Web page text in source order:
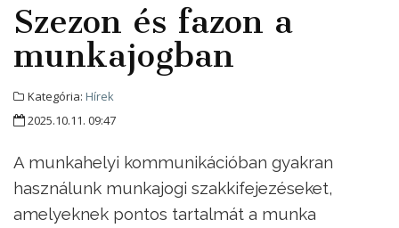
Szezon és fazon a
munkajogban
Kategória: Hírek
2025.10.11. 09:47
A munkahelyi kommunikációban gyakran
használunk munkajogi szakkifejezéseket,
amelyeknek pontos tartalmát a munka